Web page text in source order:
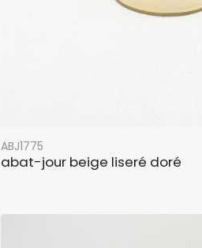
ABJ1775
abat-jour beige liseré doré